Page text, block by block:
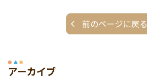
前のページに戻る
アーカイブ